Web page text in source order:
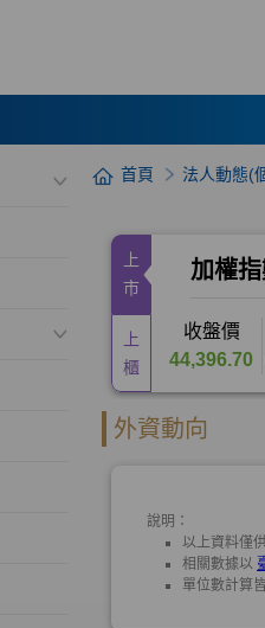
首頁 法人動態(